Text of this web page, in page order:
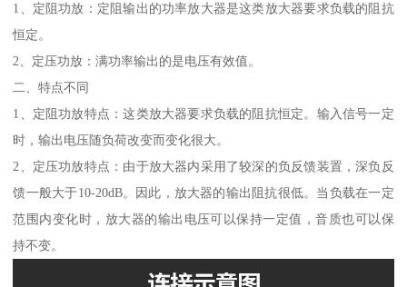
1、定阻功放：定阻输出的功率放大器是这类放大器要求负载的阻抗
恒定。
2、定压功放：满功率输出的是电压有效值。
二、特点不同
1、定阻功放特点：这类放大器要求负载的阻抗恒定。输入信号一定
时，输出电压随负荷改变而变化很大。
2、定压功放特点：由于放大器内采用了较深的负反馈装置，深负反
馈一般大于10-20dB。因此，放大器的输出阻抗很低。当负载在一定
范围内变化时，放大器的输出电压可以保持一定值，音质也可以保
持不变。